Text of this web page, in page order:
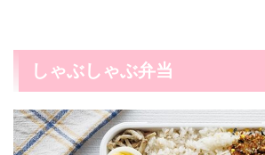
しゃぶしゃぶ弁当